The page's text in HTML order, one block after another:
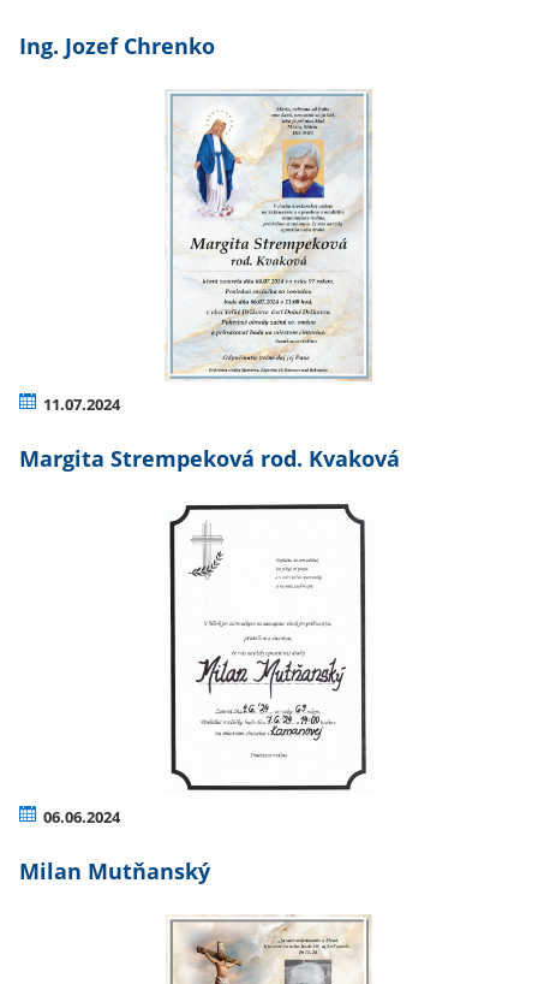
Ing. Jozef Chrenko
11.07.2024
Margita Strempeková rod. Kvaková
06.06.2024
Milan Mutňanský